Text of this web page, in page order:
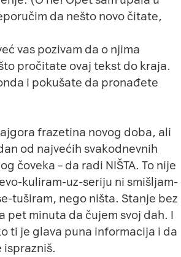
da nešto novo čitate,
vas pozivam da o njima
pročitate ovaj tekst do kraja.
i pokušate da pronađete
frazetina novog doba, ali
od najvećih svakodnevnih
čoveka – da radi NIŠTA. To nije
kuliram-uz-seriju ni smišljam-
tuširam, nego ništa. Stanje bez
pet minuta da čujem svoj dah. I
ti je glava puna informacija i da
isprazniš.